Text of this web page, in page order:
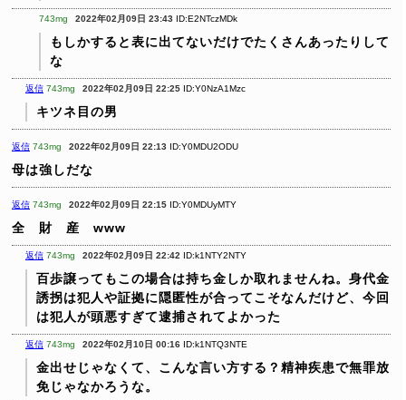
743mg 2022年02月09日 23:43 ID:E2NTczMDk
もしかすると表に出てないだけでたくさんあったりして
な
返信 743mg 2022年02月09日 22:25 ID:Y0NzA1Mzc
キツネ目の男
返信 743mg 2022年02月09日 22:13 ID:Y0MDU2ODU
母は強しだな
返信 743mg 2022年02月09日 22:15 ID:Y0MDUyMTY
全 財 産 www
返信 743mg 2022年02月09日 22:42 ID:k1NTY2NTY
百歩譲ってもこの場合は持ち金しか取れませんね。身代金
誘拐は犯人や証拠に隠匿性が合ってこそなんだけど、今回
は犯人が頭悪すぎて逮捕されてよかった
返信 743mg 2022年02月10日 00:16 ID:k1NTQ3NTE
金出せじゃなくて、こんな言い方する？精神疾患で無罪放
免じゃなかろうな。